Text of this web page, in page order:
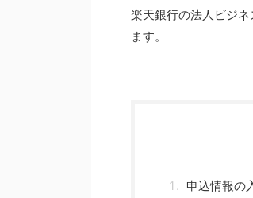
楽天銀行の法人ビジ
ます。
申込情報の